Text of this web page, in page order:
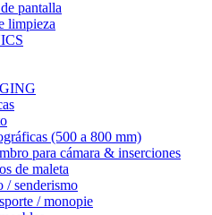
pantalla
limpieza
(500 a 800 mm)
para cámara & inserciones
de maleta
/ senderismo
/ monopie